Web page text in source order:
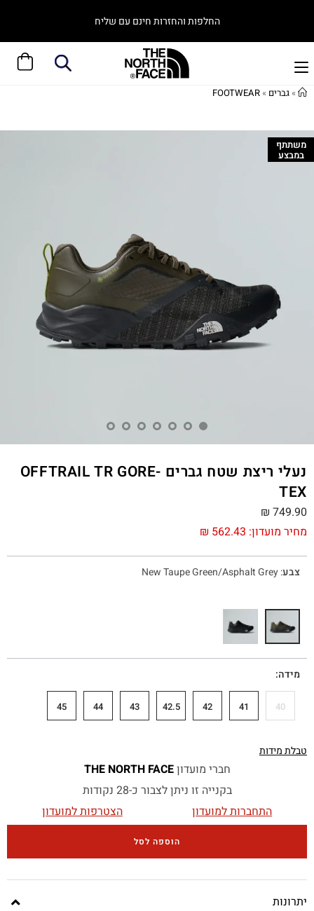
החלפות והחזרות חינם עם שליח
»גברים »
FOOTWEAR
משתתף
במבצע
נעלי ריצת שטח גברים OFFTRAIL TR GORE-
TEX
מחיר מועדון: ₪ 562.43
₪ 749.90
צבע:
New Taupe Green/Asphalt Grey
מידה
40
41
42
42.5
43
44
45
טבלת מידות
חברי מועדוןTHE NORTH FACE
בקנייה זו ניתן לצבור כ-28 נקודות
התחברות למועדון
הצטרפות למועדון
הוספה לסל
יתרונות